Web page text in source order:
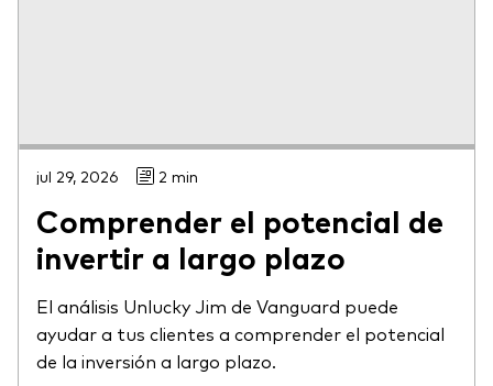
jul 29, 2026 2 min
Comprender el potencial de
invertir a largo plazo
El análisis Unlucky Jim de Vanguard puede
ayudar a tus clientes a comprender el potencial
de la inversión a largo plazo.